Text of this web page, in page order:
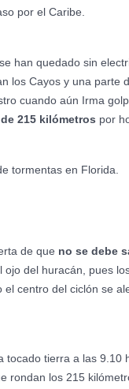
por el Caribe.
han quedado sin
los Cayos y una parte
cuando aún Irma
215 kilómetros por
tormentas en Florida.
de que no se debe
del huracán, pues
centro del ciclón se
tocado tierra a las 9.10
rondan los 215